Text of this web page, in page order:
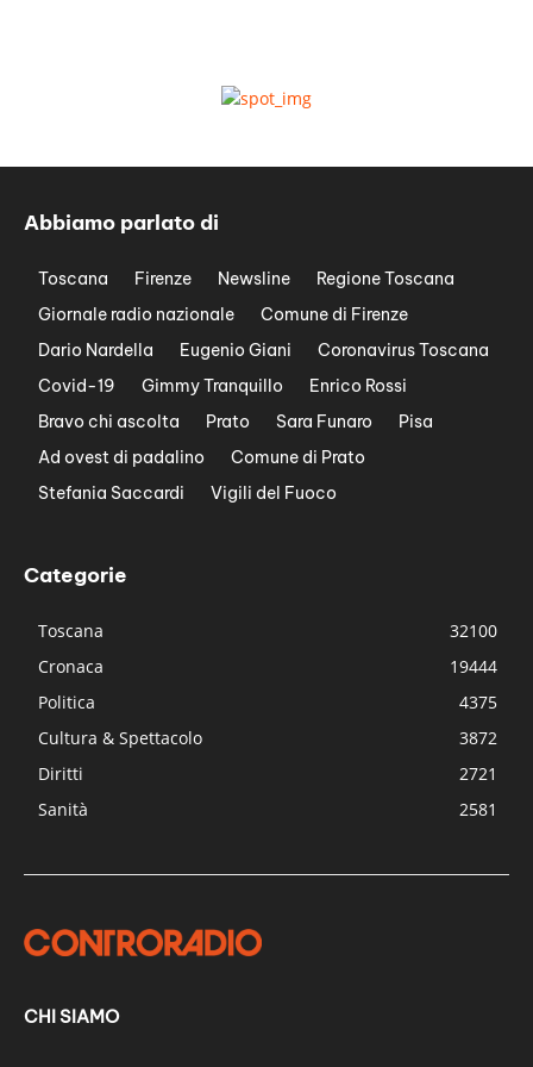
Abbiamo parlato di
Toscana Firenze Newsline
Regione Toscana
Giornale radio nazionale
Comune di Firenze
Dario Nardella
Eugenio Giani
Coronavirus Toscana
Covid-19
Gimmy Tranquillo
Enrico Rossi
Bravo chi ascolta
Prato Sara Funaro
Pisa
Ad ovest di padalino
Comune di Prato
Stefania Saccardi
Vigili del Fuoco
Categorie
Toscana
32100
Cronaca
19444
Politica
4375
Cultura & Spettacolo
3872
Diritti
2721
Sanità
2581
CHI SIAMO